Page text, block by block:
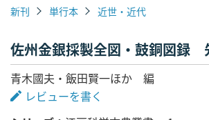
新刊 単行本 近世・近代
佐州金銀採製全図・鼓銅図録
青木國夫・飯田賢一ほか 編
レビューを書く